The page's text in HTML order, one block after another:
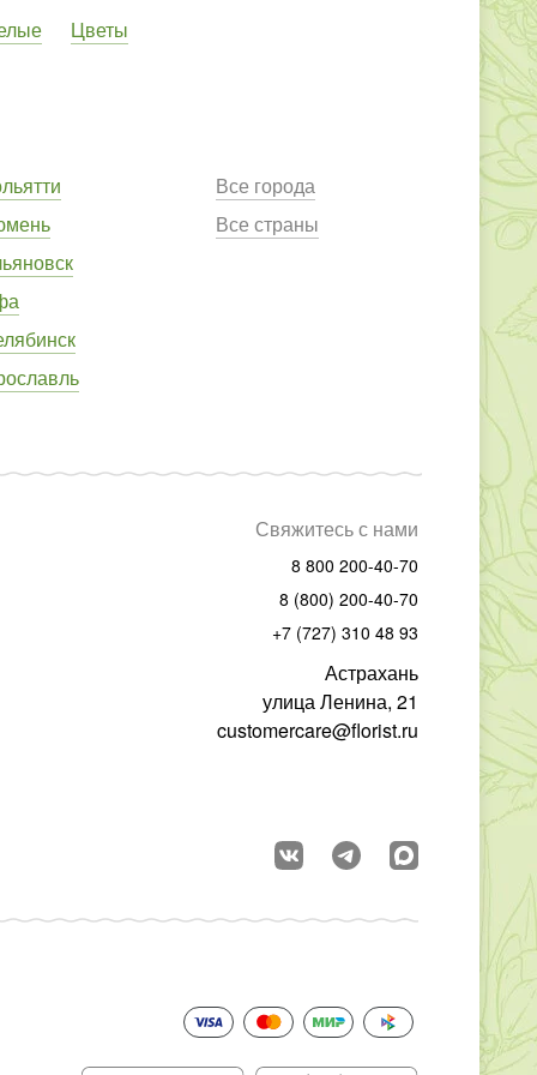
Цветы
Все города
Все страны
Свяжитесь с нами
8 800 200-40-70
8 (800) 200-40-70
+7 (727) 310 48 93
Астрахань
улица Ленина, 21
customercare@florist.ru